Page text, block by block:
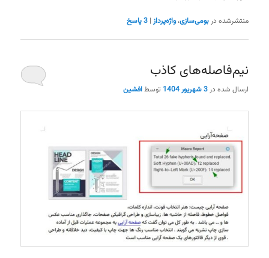
منتشرشده در بومی‌سازی،واژه‌پرداز |
3پاسخ
نیم‌فاصله‌های کاذب
ارسال شده در3 شهریور 1404 توسطافشین